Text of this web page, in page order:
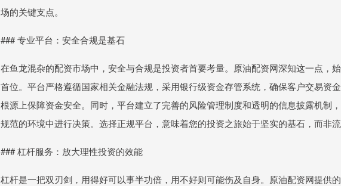
场的关键支点。
### 专业平台：安全合规是基石
在鱼龙混杂的配资市场中，安全与合规是投资者首要考量。原油配资网深知这一点，
首位。平台严格遵循国家相关金融法规，采用银行级资金存管系统，确保客户交易资
根源上保障资金安全。同时，平台建立了完善的风险管理制度和透明的信息披露机制
规范的环境中进行决策。选择正规平台，意味着您的投资之旅始于坚实的基石，而非流
### 杠杆服务：放大理性投资的效能
杠杆是一把双刃剑，用得好可以事半功倍，用不好则可能伤及自身。原油配资网提供